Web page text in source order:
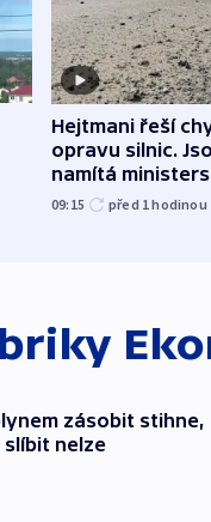
Hejtmani řeší
opravu silnic.
namítá
09:15 před 1hodinou
zásobit
slíbit nelze